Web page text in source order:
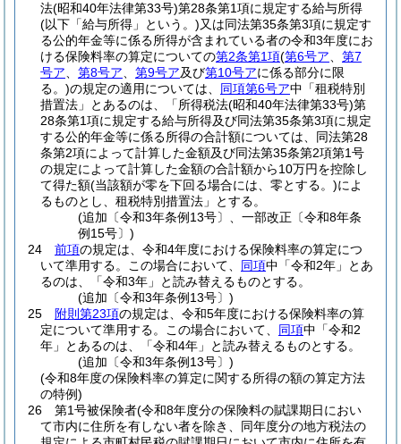
法(昭和40年法律第33号)第28条第1項に規定する給与所得
(以下「給与所得」という。)又は同法第35条第3項に規定す
る公的年金等に係る所得が含まれている者の令和3年度にお
ける保険料率の算定についての第2条第1項(第6号ア
第7
号ア
第8号ア 第9号ア及び第10号アに係る部分に限
る。)の規定の適用については、 同項第6号ア中「租税特別
措置法」とあるのは、「所得税法(昭和40年法律第33号)第
28条第1項に規定する給与所得及び同法第35条第3項に規定
する公的年金等に係る所得の合計額については、同法第28
条第2項によって計算した金額及び同法第35条第2項第1号
の規定によって計算した金額の合計額から10万円を控除し
て得た額(当該額が零を下回る場合には、零とする。)によ
るものとし、租税特別措置法」とする。
(追加〔令和3年条例13号〕、一部改正〔令和8年条
例15号〕)
24
前項の規定は、令和4年度における保険料率の算定につ
いて準用する。
この場合において、 同項中「令和2年」とあ
るのは、「令和3年」と読み替えるものとする。
(追加〔令和3年条例13号〕)
25
附則第23項の規定は、令和5年度における保険料率の算
定について準用する。
この場合において、 同項中「令和2
年」とあるのは、「令和4年」と読み替えるものとする。
(追加〔令和3年条例13号〕)
(令和8年度の保険料率の算定に関する所得の額の算定方法
の特例)
26
第1号被保険者(令和8年度分の保険料の賦課期日におい
て市内に住所を有しない者を除き、同年度分の地方税法の